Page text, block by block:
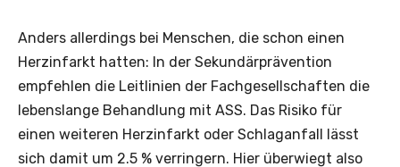
Anders allerdings bei Menschen, die schon einen
Herzinfarkt hatten: In der Sekundärprävention
empfehlen die Leitlinien der Fachgesellschaften die
lebenslange Behandlung mit ASS. Das Risiko für
einen weiteren Herzinfarkt oder Schlaganfall lässt
sich damit um 2.5 % verringern. Hier überwiegt also